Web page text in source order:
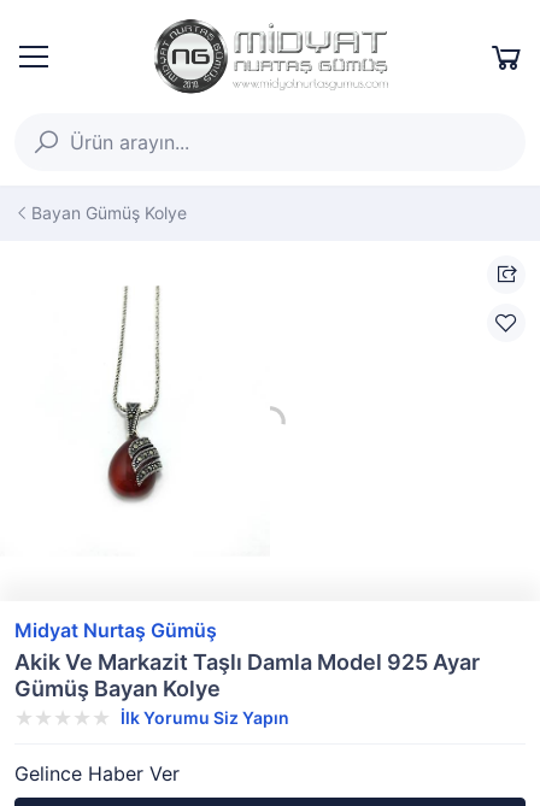
Bayan Gümüş Kolye
Midyat Nurtaş Gümüş
Akik Ve Markazit Taşlı Damla Model 925 Ayar
Gümüş Bayan Kolye
İlk Yorumu Siz Yapın
Gelince Haber Ver